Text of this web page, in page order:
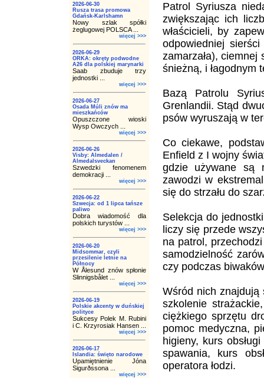
2026-06-30
Rusza trasa promowa
Gdańsk-Karlshamn
Nowy szlak spółki
żeglugowej POLSCA ...
więcej >>>
2026-06-29
ORKA: okręty podwodne
A26 dla polskiej marynarki
Saab zbuduje trzy
jednostki ...
więcej >>>
2026-06-27
Osada Múli znów ma
mieszkańców
Opuszczone wioski
Wysp Owczych ...
więcej >>>
2026-06-26
Visby: Almedalen /
Almedalsveckan
Szwedzki fenomenem
demokracji ...
więcej >>>
2026-06-22
Szwecja: od 1 lipca tańsze
paliwo
Dobra wiadomość dla
polskich turystów ...
więcej >>>
2026-06-20
Midsommar, czyli
przesilenie letnie na
Północy
W Ålesund znów spłonie
Slinnigsbålet ...
więcej >>>
2026-06-19
Polskie akcenty w duńskiej
polityce
Sukcesy Polek M. Rubini
i C. Krzyrosiak Hansen ...
więcej >>>
2026-06-17
Islandia: święto narodowe
Upamiętnienie Jóna
Sigurðssona ...
więcej >>>
Patrol Syriusza
zwiększając ich
właścicieli, by
odpowiedniej
zamarzała),
śnieżną, i łagodnym
Bazą Patrolu
Grenlandii. Stąd
psów wyruszają w
Co ciekawe,
Enfield z I wojny
gdzie używane są
zawodzi w
się do strzału do
Selekcja do
liczy się przede
na patrol,
samodzielność
czy podczas
Wśród nich znajdują
szkolenie
ciężkiego sprzętu
pomoc medyczna,
higieny, kurs
spawania, kurs
operatora łodzi.